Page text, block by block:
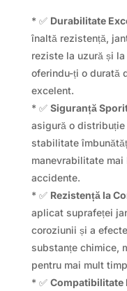
* ✅ Durabilitate
înaltă rezistență,
reziste la uzură și
oferindu-ți o durată
excelent.
* ✅ Siguranță
asigură o
stabilitate
manevrabilitate
accidente.
* ✅ Rezistență la
aplicat suprafeței
coroziunii și a
substanțe chimice,
pentru mai mult
* ✅ Compatibilitate